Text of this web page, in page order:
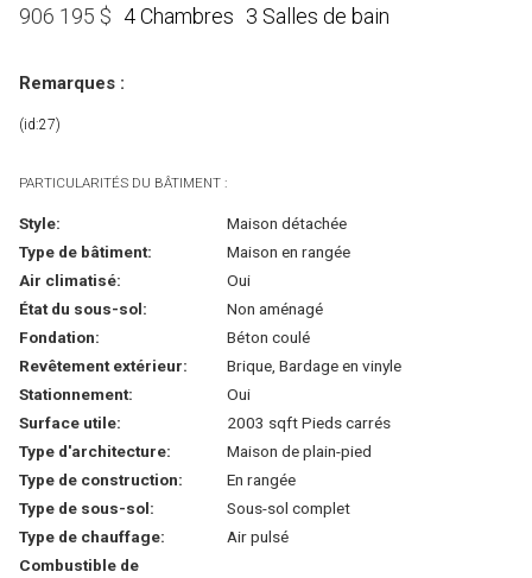
906 195 $ 4 Chambres 3 Salles de bain
Remarques :
(id:27)
PARTICULARITÉS DU BÂTIMENT :
Style:
Maison détachée
Type de bâtiment:
Maison en rangée
Air climatisé:
Oui
État du sous-sol:
Non aménagé
Fondation:
Béton coulé
Revêtement extérieur:
Brique, Bardage en vinyle
Stationnement:
Oui
Surface utile:
2003 sqft Pieds carrés
Type d'architecture:
Maison de plain-pied
Type de construction:
En rangée
Type de sous-sol:
Sous-sol complet
Type de chauffage:
Air pulsé
Combustible de